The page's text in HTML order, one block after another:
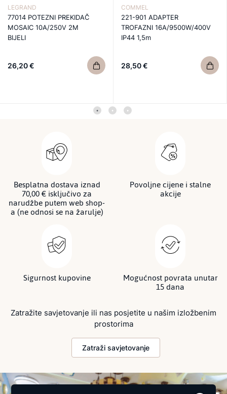
LEGRAND
77014 POTEZNI PREKIDAČ
MOSAIC 10A/250V 2M
BIJELI
26,20 €
COMMEL
221-901 ADAPTER
TROFAZNI 16A/9500W/400V
IP44 1,5m
28,50 €
Besplatna dostava iznad
70,00 € isključivo za
narudžbe putem web shop-
a (ne odnosi se na žarulje)
Povoljne cijene i stalne
akcije
Sigurnost kupovine Mogućnost povrata unutar
15 dana
Zatražite savjetovanje ili nas posjetite u našim izložbenim
prostorima
Zatraži savjetovanje